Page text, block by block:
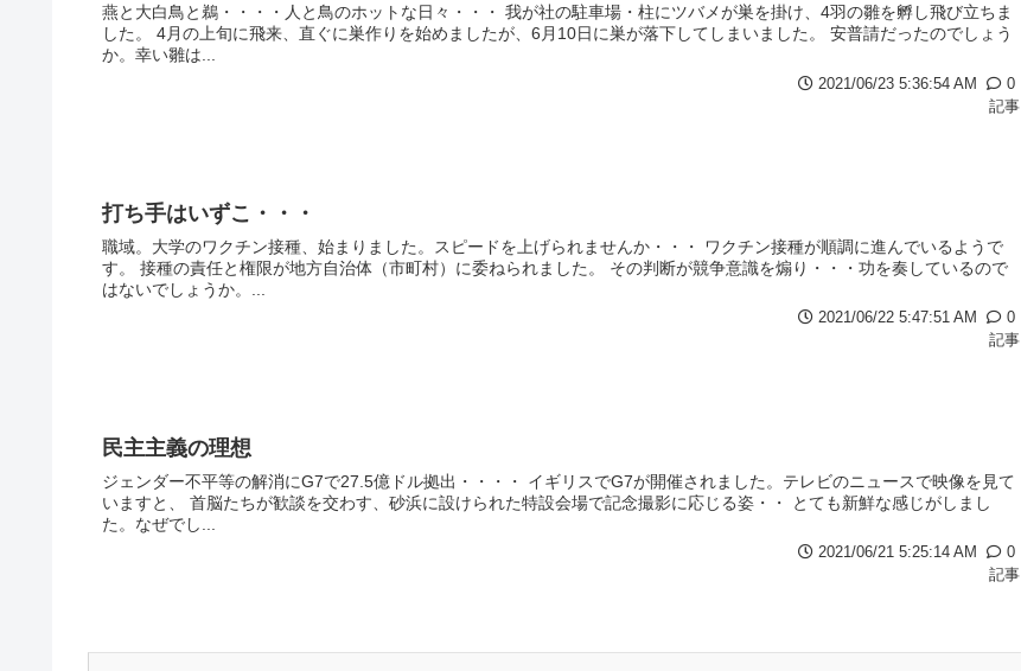
燕と大白鳥と鵜・・・・人と鳥のホットな日々・・・ 我が社の駐車場・柱にツバメが巣を掛け、4羽の雛を孵し飛び立ちま
した。 4月の上旬に飛来、直ぐに巣作りを始めましたが、6月10日に巣が落下してしまいました。 安普請だったのでしょう
か。幸い雛は...
2021/06/23 5:36:54 AM
0
記事
打ち手はいずこ・・・
職域。大学のワクチン接種、始まりました。スピードを上げられませんか・・・ ワクチン接種が順調に進んでいるようで
す。 接種の責任と権限が地方自治体（市町村）に委ねられました。 その判断が競争意識を煽り・・・功を奏しているので
はないでしょうか。...
2021/06/22 5:47:51 AM
0
記事
民主主義の理想
ジェンダー不平等の解消にG7で27.5億ドル拠出・・・・ イギリスでG7が開催されました。テレビのニュースで映像を見て
いますと、 首脳たちが歓談を交わす、砂浜に設けられた特設会場で記念撮影に応じる姿・・ とても新鮮な感じがしまし
た。なぜでし...
2021/06/21 5:25:14 AM
0
記事